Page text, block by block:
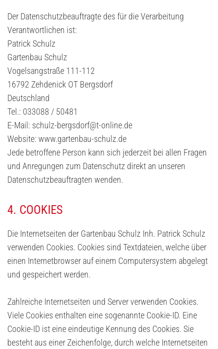
Der Datenschutzbeauftragte des für die Verarbeitung
Verantwortlichen ist:
Patrick Schulz
Gartenbau Schulz
Vogelsangstraße 111-112
16792 Zehdenick OT Bergsdorf
Deutschland
Tel.: 033088 / 50481
E-Mail: schulz-bergsdorf@t-online.de
Website: www.gartenbau-schulz.de
Jede betroffene Person kann sich jederzeit bei allen Fragen
und Anregungen zum Datenschutz direkt an unseren
Datenschutzbeauftragten wenden.
4. COOKIES
Die Internetseiten der Gartenbau Schulz Inh. Patrick Schulz
verwenden Cookies. Cookies sind Textdateien, welche über
einen Internetbrowser auf einem Computersystem abgelegt
und gespeichert werden.
Zahlreiche Internetseiten und Server verwenden Cookies.
Viele Cookies enthalten eine sogenannte Cookie-ID. Eine
Cookie-ID ist eine eindeutige Kennung des Cookies. Sie
besteht aus einer Zeichenfolge, durch welche Internetseiten